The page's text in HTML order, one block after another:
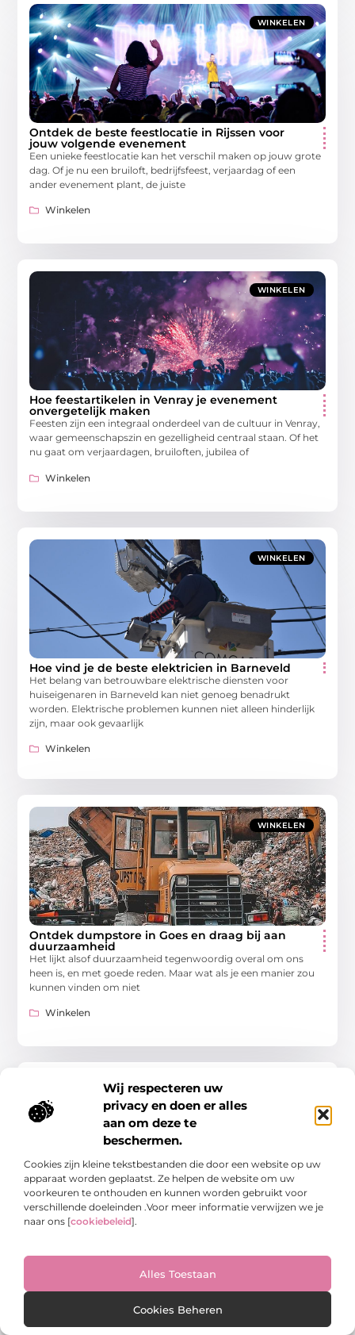
Wij respecteren uw
privacy en doen er alles
aan om deze te
beschermen.
Cookies zijn kleine tekstbestanden die door een website op uw
apparaat worden geplaatst. Ze helpen de website om uw
voorkeuren te onthouden en kunnen worden gebruikt voor
verschillende doeleinden .Voor meer informatie verwijzen we je
naar ons [cookiebeleid].
Alles Toestaan
Cookies Beheren
WINKELEN
Ontdek de beste feestlocatie in Rijssen voor
jouw volgende evenement
Een unieke feestlocatie kan het verschil maken op jouw grote
dag. Of je nu een bruiloft, bedrijfsfeest, verjaardag of een
ander evenement plant, de juiste
Winkelen
WINKELEN
Hoe feestartikelen in Venray je evenement
onvergetelijk maken
Feesten zijn een integraal onderdeel van de cultuur in Venray,
waar gemeenschapszin en gezelligheid centraal staan. Of het
nu gaat om verjaardagen, bruiloften, jubilea of
Winkelen
WINKELEN
Hoe vind je de beste elektricien in Barneveld
Het belang van betrouwbare elektrische diensten voor
huiseigenaren in Barneveld kan niet genoeg benadrukt
worden. Elektrische problemen kunnen niet alleen hinderlijk
zijn, maar ook gevaarlijk
Winkelen
WINKELEN
Ontdek dumpstore in Goes en draag bij aan
duurzaamheid
Het lijkt alsof duurzaamheid tegenwoordig overal om ons
heen is, en met goede reden. Maar wat als je een manier zou
kunnen vinden om niet
Winkelen
Ontdek de beste drukkerij in Heerenveen voor
jouw bedrijf
In de huidige digitale wereld waarin we steeds meer online
Vooral voor lokale bedrijven in Heerenveen is het